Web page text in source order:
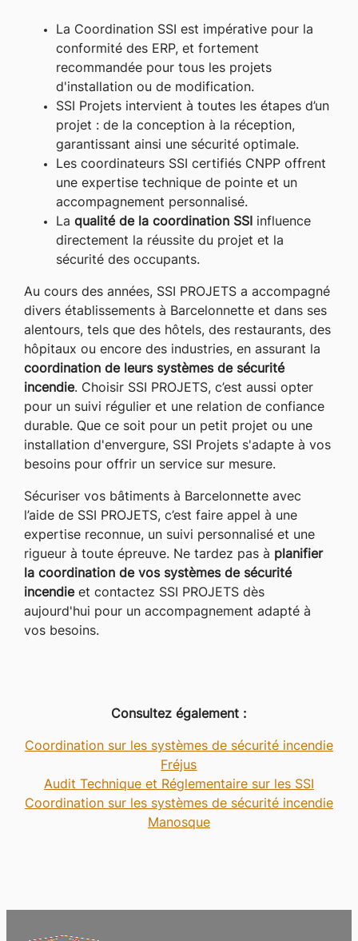
La Coordination SSI est impérative pour la
conformité des ERP, et fortement
recommandée pour tous les projets
d'installation ou de modification.
SSI Projets intervient à toutes les étapes d’un
projet : de la conception à la réception,
garantissant ainsi une sécurité optimale.
Les coordinateurs SSI certifiés CNPP offrent
une expertise technique de pointe et un
accompagnement personnalisé.
La qualité de la coordination SSI
influence
directement la réussite du projet et la
sécurité des occupants.
Au cours des années, SSI PROJETS a accompagné
divers établissements à Barcelonnette et dans ses
alentours, tels que des hôtels, des restaurants, des
hôpitaux ou encore des industries, en assurant la
coordination de leurs systèmes de sécurité
incendie. Choisir SSI PROJETS, c’est aussi opter
pour un suivi régulier et une relation de confiance
durable. Que ce soit pour un petit projet ou une
installation d'envergure, SSI Projets s'adapte à vos
besoins pour offrir un service sur mesure.
Sécuriser vos bâtiments à Barcelonnette avec
l’aide de SSI PROJETS, c’est faire appel à une
expertise reconnue, un suivi personnalisé et une
rigueur à toute épreuve. Ne tardez pas à planifier
la coordination de vos systèmes de sécurité
incendieet contactez SSI PROJETS dès
aujourd'hui pour un accompagnement adapté à
vos besoins.
Consultez également :
Coordination sur les systèmes de sécurité incendie
Fréjus
Audit Technique et Réglementaire sur les SSI
Coordination sur les systèmes de sécurité incendie
Manosque